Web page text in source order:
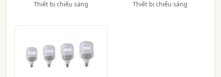
Thiết bị chiếu sáng Thiết bị chiếu sáng